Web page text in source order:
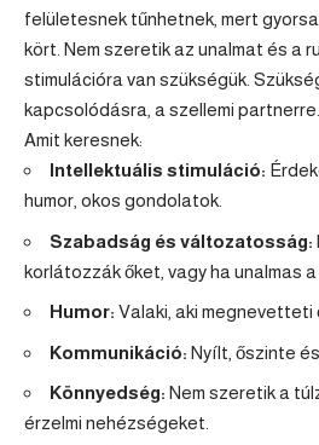
felületesnek tűnhetnek, mert
kört. Nem szeretik az unalmat és a
stimulációra van szükségük.
kapcsolódásra, a szellemi partnerre.
Amit keresnek:
Intellektuális stimuláció:
humor, okos gondolatok.
Szabadság és változatosság:
korlátozzák őket, vagy ha unalmas
Humor: Valaki, aki megnevetteti
Kommunikáció: Nyílt, őszinte
Könnyedség: Nem szeretik a
érzelmi nehézségeket.